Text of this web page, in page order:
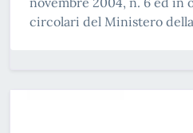
circolari del Ministero